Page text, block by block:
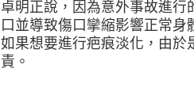
卓明正說，因為意外事故進
口並導致傷口攣縮影響正常
如果想要進行疤痕淡化，由於
責。